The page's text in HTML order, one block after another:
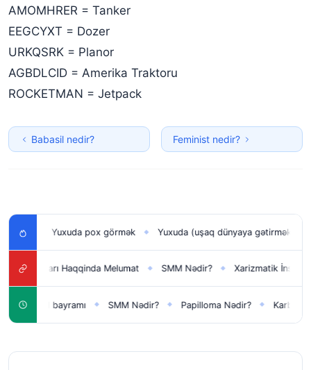
AMOMHRER = Tanker
EEGCYXT = Dozer
URKQSRK = Planor
AGBDLCID = Amerika Traktoru
ROCKETMAN = Jetpack
Babasil nedir? Feminist nedir?
Yuxuda pox görmək ◆ Yuxuda (uşaq dünyaya gətirmək) doğmaq
Haqqinda Melumat ◆ SMM Nədir? ◆ Xarizmatik İnsanların 10
il bayramı ◆ SMM Nədir? ◆ Papilloma Nədir? ◆ Karbonat